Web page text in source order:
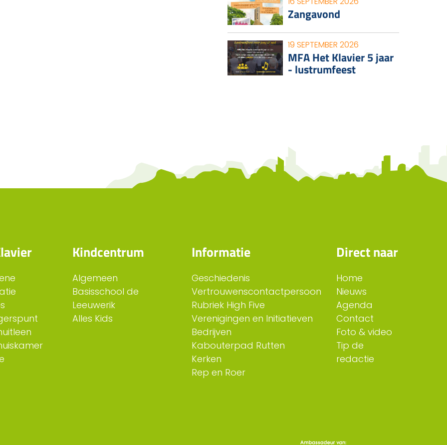
Zangavond
19 SEPTEMBER 2026
MFA Het Klavier 5 jaar
- lustrumfeest
Kindcentrum
Algemeen
Basisschool de
Leeuwerik
Alles Kids
Informatie
Geschiedenis
Vertrouwenscontactpersoon
Rubriek High Five
Verenigingen en Initiatieven
Bedrijven
Kabouterpad Rutten
Kerken
Rep en Roer
Direct naar
Home
Nieuws
Agenda
Contact
Foto & video
Tip de
redactie